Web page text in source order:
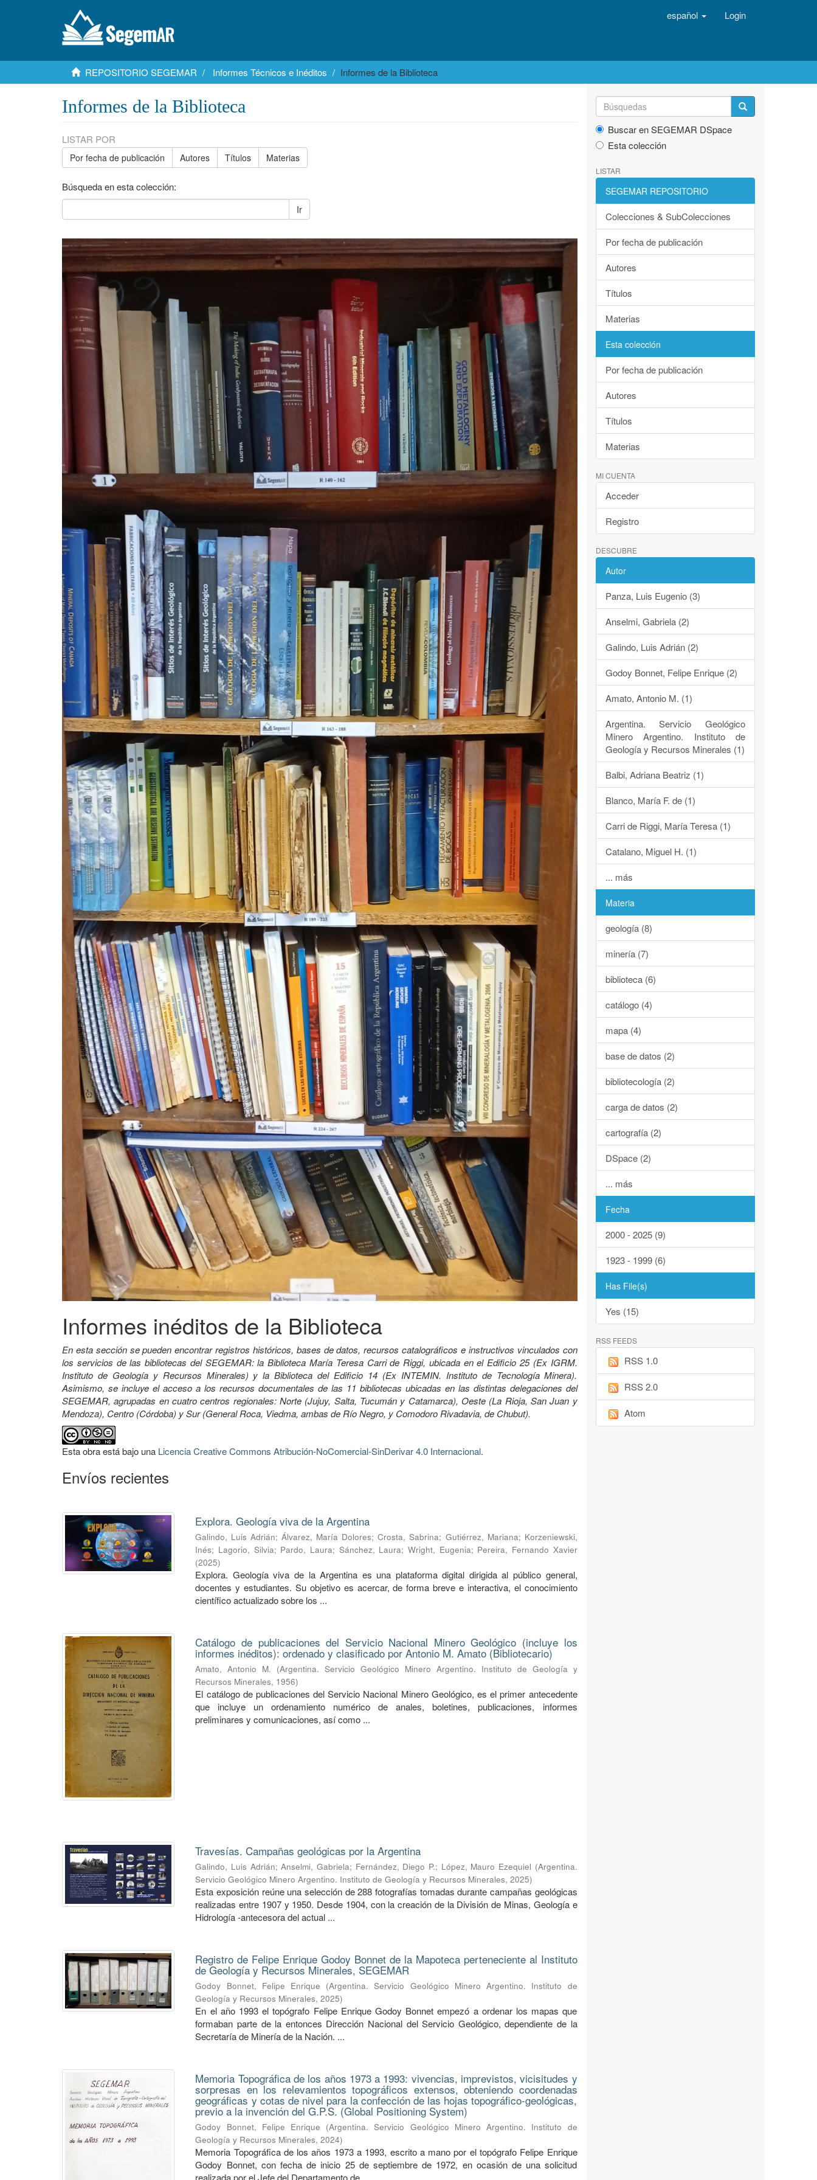
español Login
REPOSITORIO SEGEMAR Informes Técnicos e Inéditos Informes de la Biblioteca
Informes de la Biblioteca
LISTAR POR
Por fecha de publicación Autores Títulos Materias
Búsqueda en esta colección:
Ir
Informes inéditos de la Biblioteca
En esta sección se pueden encontrar registros históricos, bases de datos, recursos catalográficos e instructivos vinculados con
los servicios de las bibliotecas del SEGEMAR: la Biblioteca María Teresa Carri de Riggi, ubicada en el Edificio 25 (Ex IGRM.
Instituto de Geología y Recursos Minerales) y la Biblioteca del Edificio 14 (Ex INTEMIN. Instituto de Tecnología Minera).
Asimismo, se incluye el acceso a los recursos documentales de las 11 bibliotecas ubicadas en las distintas delegaciones del
SEGEMAR, agrupadas en cuatro centros regionales: Norte (Jujuy, Salta, Tucumán y Catamarca), Oeste (La Rioja, San Juan y
Mendoza), Centro (Córdoba) y Sur (General Roca, Viedma, ambas de Río Negro, y Comodoro Rivadavia, de Chubut).
Esta obra está bajo una Licencia Creative Commons Atribución-NoComercial-SinDerivar 4.0 Internacional.
Envíos recientes
Explora. Geología viva de la Argentina
Galindo, Luis Adrián;Álvarez, María Dolores;Crosta, Sabrina; Gutiérrez, Mariana; Korzeniewski,
Inés; Lagorio, Silvia; Pardo, Laura; Sánchez, Laura; Wright, Eugenia; Pereira, Fernando Xavier
(2025)
Explora. Geología viva de la Argentina es una plataforma digital dirigida al público general,
docentes y estudiantes. Su objetivo es acercar, de forma breve e interactiva, el conocimiento
científico actualizado sobre los ...
Catálogo de publicaciones del Servicio Nacional Minero Geológico (incluye los
informes inéditos): ordenado y clasificado por Antonio M. Amato (Bibliotecario)
Amato, Antonio M. (Argentina. Servicio Geológico Minero Argentino. Instituto de Geología y
Recursos Minerales, 1956)
El catálogo de publicaciones del Servicio Nacional Minero Geológico, es el primer antecedente
que incluye un ordenamiento numérico de anales, boletines, publicaciones, informes
preliminares y comunicaciones, así como ...
Travesías. Campañas geológicas por la Argentina
Galindo, Luis Adrián;Anselmi, Gabriela; Fernández, Diego P.; López, Mauro Ezequiel (Argentina.
Servicio Geológico Minero Argentino. Instituto de Geología y Recursos Minerales,2025)
Esta exposición reúne una selección de 288 fotografías tomadas durante campañas geológicas
realizadas entre 1907 y 1950. Desde 1904, con la creación de la División de Minas, Geología e
Hidrología -antecesora del actual ...
Registro de Felipe Enrique Godoy Bonnet de la Mapoteca perteneciente al Instituto
de Geología y Recursos Minerales, SEGEMAR
Godoy Bonnet, Felipe Enrique (Argentina. Servicio Geológico Minero Argentino. Instituto de
Geología y Recursos Minerales,2025)
En el año 1993 el topógrafo Felipe Enrique Godoy Bonnet empezó a ordenar los mapas que
formaban parte de la entonces Dirección Nacional del Servicio Geológico, dependiente de la
Secretaría de Minería de la Nación. ...
Memoria Topográfica de los años 1973 a 1993: vivencias, imprevistos, vicisitudes y
sorpresas en los relevamientos topográficos extensos, obteniendo coordenadas
geográficas y cotas de nivel para la confección de las hojas topográfico-geológicas,
previo a la invención del G.P.S. (Global Positioning System)
Godoy Bonnet, Felipe Enrique (Argentina. Servicio Geológico Minero Argentino. Instituto de
Geología y Recursos Minerales,2024)
Memoria Topográfica de los años 1973 a 1993, escrito a mano por el topógrafo Felipe Enrique
Godoy Bonnet, con fecha de inicio 25 de septiembre de 1972, en ocasión de una solicitud
realizada por el Jefe del Departamento de ...
Buscar en SEGEMAR DSpace
Esta colección
LISTAR
SEGEMAR REPOSITORIO
Colecciones & SubColecciones
Por fecha de publicación
Autores
Títulos
Materias
Esta colección
Por fecha de publicación
Autores
Títulos
Materias
MI CUENTA
Acceder
Registro
DESCUBRE
Autor
Panza, Luis Eugenio (3)
Anselmi, Gabriela (2)
Galindo, Luis Adrián (2)
Godoy Bonnet, Felipe Enrique (2)
Amato, Antonio M. (1)
Argentina. Servicio Geológico
Minero Argentino. Instituto de
Geología y Recursos Minerales (1)
Balbi, Adriana Beatriz (1)
Blanco, María F. de (1)
Carri de Riggi, María Teresa (1)
Catalano, Miguel H. (1)
... más
Materia
geología (8)
minería (7)
biblioteca (6)
catálogo (4)
mapa (4)
base de datos (2)
bibliotecología (2)
carga de datos (2)
cartografía (2)
DSpace (2)
... más
Fecha
2000 - 2025 (9)
1923 - 1999 (6)
Has File(s)
Yes (15)
RSS FEEDS
RSS 1.0
RSS 2.0
Atom